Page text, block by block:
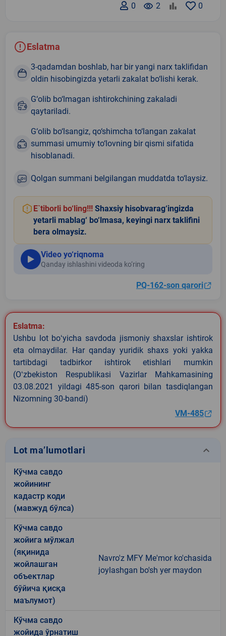
0
remove_red_eye 2
0
Eslatma
3-qadamdan boshlab, har bir yangi narx taklifidan
oldin hisobingizda yetarli zakalat bo‘lishi kerak.
G‘olib bo‘lmagan ishtirokchining zakaladi
qaytariladi.
G‘olib bo‘lsangiz, qo‘shimcha to‘langan zakalat
summasi umumiy to‘lovning bir qismi sifatida
hisoblanadi.
Qolgan summani belgilangan muddatda to‘laysiz.
E`tiborli bo‘ling!!! Shaxsiy hisobvarag‘ingizda
yetarli mablag‘ bo‘lmasa, keyingi narx taklifini
bera olmaysiz.
Video yo‘riqnoma
Qanday ishlashini videoda ko‘ring
PQ-162-son qarori
Eslatma:
Ushbu lot boʻyicha savdoda jismoniy shaxslar ishtirok
eta olmaydilar. Har qanday yuridik shaxs yoki yakka
tartibdagi tadbirkor ishtirok etishlari mumkin
(Oʻzbekiston Respublikasi Vazirlar Mahkamasining
03.08.2021 yildagi 485-son qarori bilan tasdiqlangan
Nizomning 30-bandi)
VM-485
Lot ma’lumotlari keyboard_arrow_down
Кўчма савдо
жойининг
кадастр коди
(мавжуд бўлса)
Кўчма савдо
жойига мўлжал
(яқинида
жойлашган
объектлар
бўйича қисқа
маълумот)
Navro'z MFY Me'mor ko'chasida
joylashgan bo'sh yer maydon
Кўчма савдо
жойида ўрнатиш